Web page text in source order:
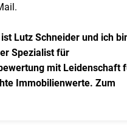
Lutz Schneider und ich
Spezialist für
mit Leidenschaft
Immobilienwerte. Zum